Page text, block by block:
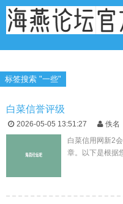
标签搜索 "一些"
白菜信誉评级
2026-05-05 13:51:27 佚名
白菜信用网新2
章。以下是根据